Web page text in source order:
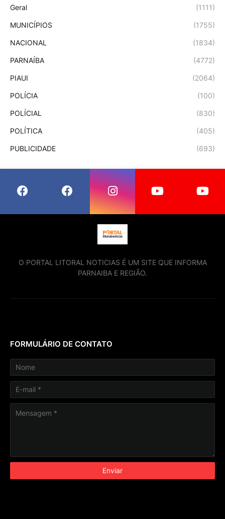
Geral (1111)
MUNICÍPIOS (1755)
NACIONAL (1834)
PARNAÍBA (4772)
PIAUI (2064)
POLÍCIA (100)
POLÍCIAL (830)
POLÍTICA (405)
PUBLICIDADE (693)
O PORTAL LITORAL NOTICIAS É UM SITE QUE INFORMA
PARNAIBA E REGIÃO.
FORMULÁRIO DE CONTATO